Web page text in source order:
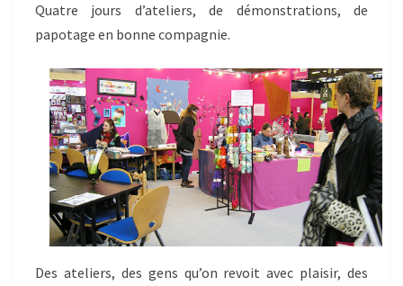
Quatre jours d’ateliers, de démonstrations, de
papotage en bonne compagnie.
Des ateliers, des gens qu’on revoit avec plaisir, des